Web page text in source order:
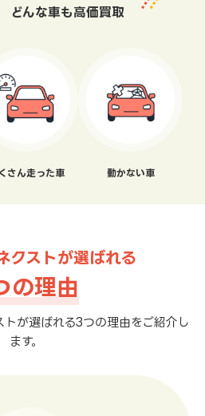
どんな車も高価買取
さん走った車 動かない車
クストが選ばれる
の理由
が選ばれる3つの理由をご紹介し
ます。